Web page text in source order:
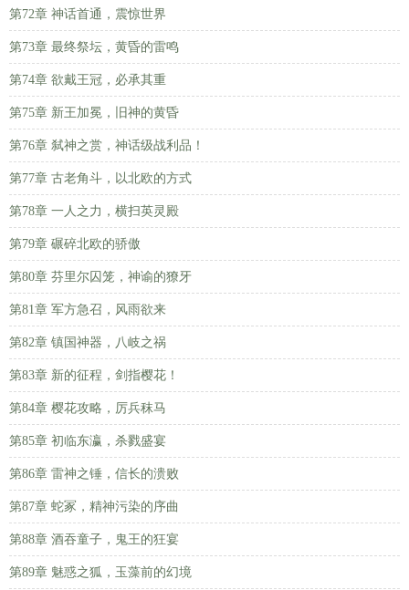
第72章 神话首通，震惊世界
第73章 最终祭坛，黄昏的雷鸣
第74章 欲戴王冠，必承其重
第75章 新王加冕，旧神的黄昏
第76章 弑神之赏，神话级战利品！
第77章 古老角斗，以北欧的方式
第78章 一人之力，横扫英灵殿
第79章 碾碎北欧的骄傲
第80章 芬里尔囚笼，神谕的獠牙
第81章 军方急召，风雨欲来
第82章 镇国神器，八岐之祸
第83章 新的征程，剑指樱花！
第84章 樱花攻略，厉兵秣马
第85章 初临东瀛，杀戮盛宴
第86章 雷神之锤，信长的溃败
第87章 蛇冢，精神污染的序曲
第88章 酒吞童子，鬼王的狂宴
第89章 魅惑之狐，玉藻前的幻境